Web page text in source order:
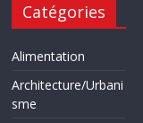
Catégories
Alimentation
Architecture/Urbani
sme